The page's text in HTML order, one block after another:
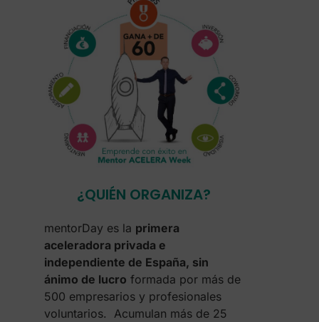
¿QUIÉN ORGANIZA?
mentorDay es la primera
aceleradora privada e
independiente de España, sin
ánimo de lucro formada por más de
500 empresarios y profesionales
voluntarios. Acumulan más de 25